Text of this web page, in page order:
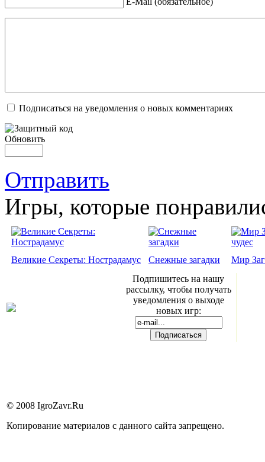
Подписаться на уведомления о новых комментариях
Обновить
Отправить
Игры, которые
Великие Секреты: Нострадамус Снежные загадки
Мир
Подпишитесь на нашу
рассылку, чтобы получать
уведомления о выходе
новых игр:
© 2008 IgroZavr.Ru
Копирование материалов с данного сайта запрещено.